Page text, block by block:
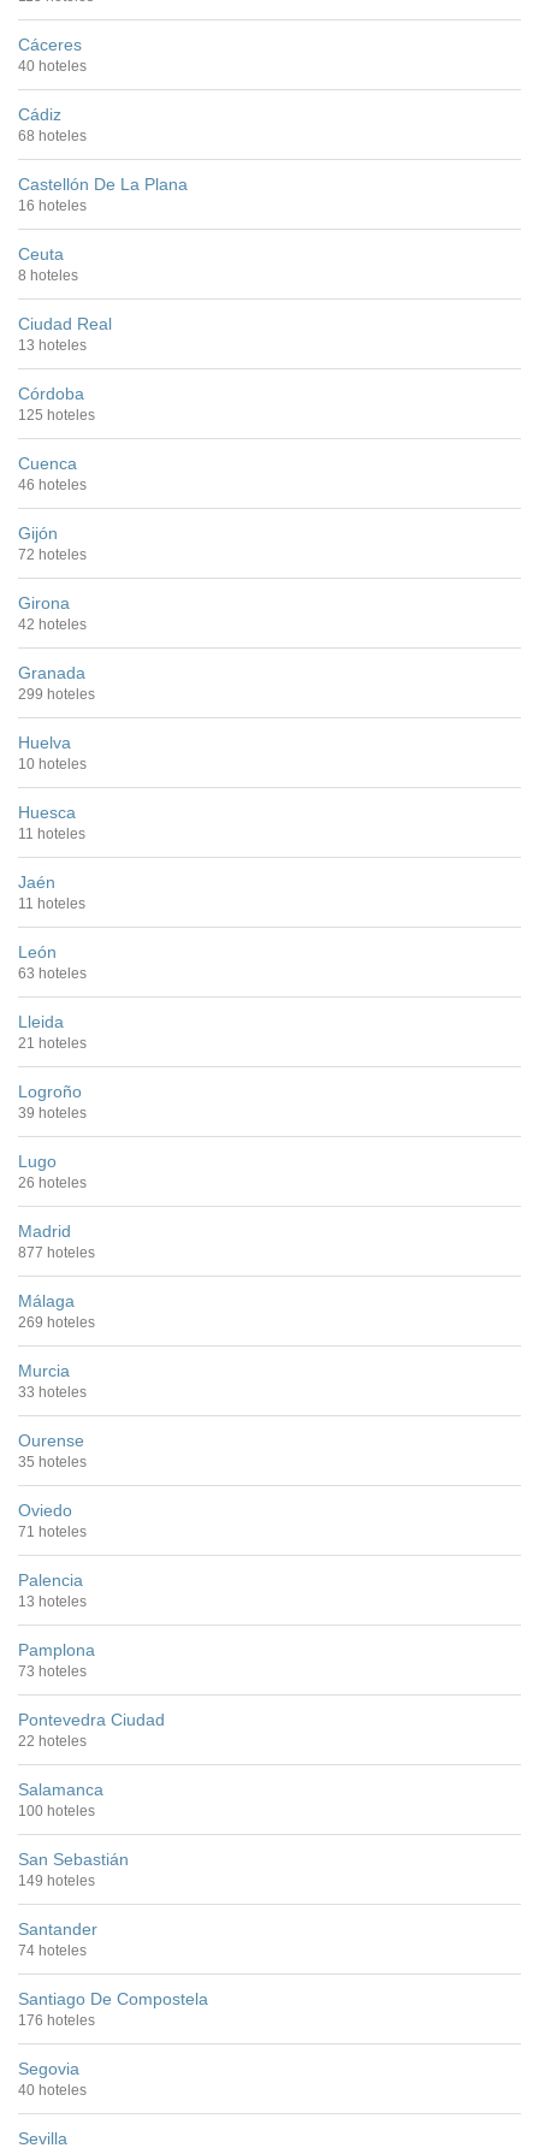
Cáceres
40 hoteles
Cádiz
68 hoteles
Castellón De La Plana
16 hoteles
Ceuta
8 hoteles
Ciudad Real
13 hoteles
Córdoba
125 hoteles
Cuenca
46 hoteles
Gijón
72 hoteles
Girona
42 hoteles
Granada
299 hoteles
Huelva
10 hoteles
Huesca
11 hoteles
Jaén
11 hoteles
León
63 hoteles
Lleida
21 hoteles
Logroño
39 hoteles
Lugo
26 hoteles
Madrid
877 hoteles
Málaga
269 hoteles
Murcia
33 hoteles
Ourense
35 hoteles
Oviedo
71 hoteles
Palencia
13 hoteles
Pamplona
73 hoteles
Pontevedra Ciudad
22 hoteles
Salamanca
100 hoteles
San Sebastián
149 hoteles
Santander
74 hoteles
Santiago De Compostela
176 hoteles
Segovia
40 hoteles
Sevilla